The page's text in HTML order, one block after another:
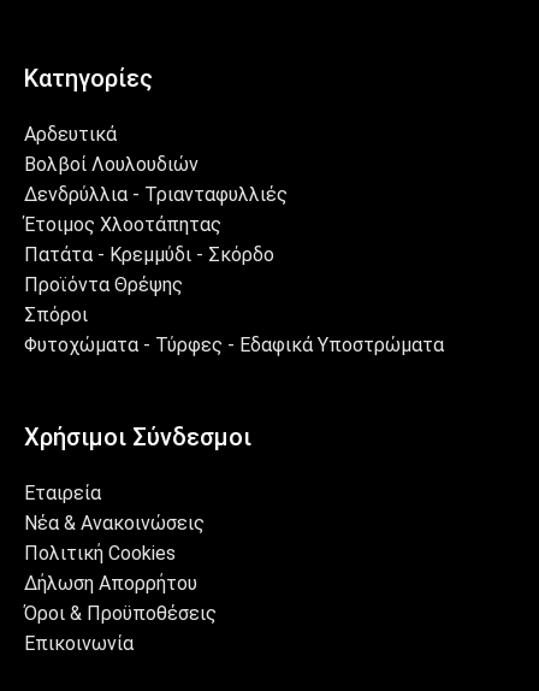
Κατηγορίες
Αρδευτικά
Βολβοί Λουλουδιών
Δενδρύλλια - Τριανταφυλλιές
Έτοιμος Χλοοτάπητας
Πατάτα - Κρεμμύδι - Σκόρδο
Προϊόντα Θρέψης
Σπόροι
Φυτοχώματα - Τύρφες - Εδαφικά Υποστρώματα
Χρήσιμοι Σύνδεσμοι
Εταιρεία
Νέα & Ανακοινώσεις
Πολιτική Cookies
Δήλωση Απορρήτου
Όροι & Προϋποθέσεις
Επικοινωνία